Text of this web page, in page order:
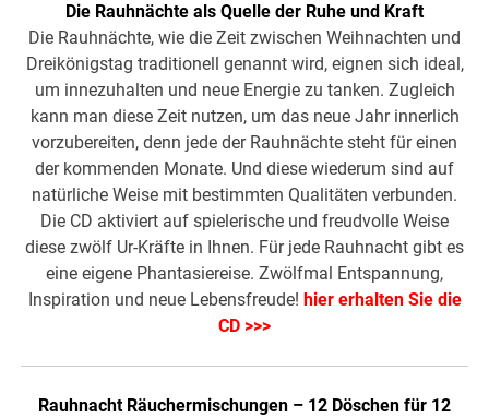
Die Rauhnächte als Quelle der Ruhe und Kraft
Die Rauhnächte, wie die Zeit zwischen Weihnachten und
Dreikönigstag traditionell genannt wird, eignen sich ideal,
um innezuhalten und neue Energie zu tanken. Zugleich
kann man diese Zeit nutzen, um das neue Jahr innerlich
vorzubereiten, denn jede der Rauhnächte steht für einen
der kommenden Monate. Und diese wiederum sind auf
natürliche Weise mit bestimmten Qualitäten verbunden.
Die CD aktiviert auf spielerische und freudvolle Weise
diese zwölf Ur-Kräfte in Ihnen. Für jede Rauhnacht gibt es
eine eigene Phantasiereise. Zwölfmal Entspannung,
Inspiration und neue Lebensfreude! hier erhalten Sie die
CD >>>
Rauhnacht Räuchermischungen – 12 Döschen für 12